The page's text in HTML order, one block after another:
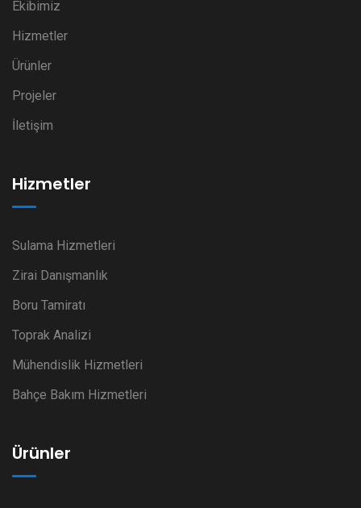
Ekibimiz
Hizmetler
Ürünler
Projeler
İletişim
Hizmetler
Sulama Hizmetleri
Zirai Danışmanlık
Boru Tamiratı
Toprak Analizi
Mühendislik Hizmetleri
Bahçe Bakım Hizmetleri
Ürünler